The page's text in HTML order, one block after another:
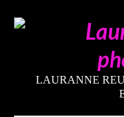
LAURANNE